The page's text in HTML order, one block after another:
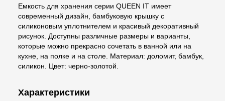
Емкость для хранения серии QUEEN IT имеет
современный дизайн, бамбуковую крышку с
силиконовым уплотнителем и красивый декоративный
рисунок. Доступны различные размеры и варианты,
которые можно прекрасно сочетать в ванной или на
кухне, на полке и на столе. Материал: доломит, бамбук,
силикон. Цвет: черно-золотой.
Характеристики